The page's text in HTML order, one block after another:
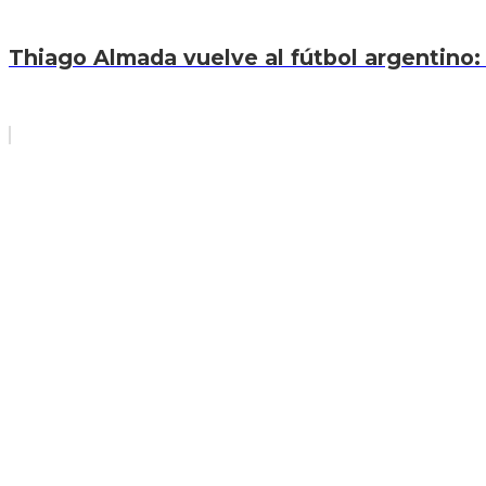
Thiago Almada vuelve al fútbol